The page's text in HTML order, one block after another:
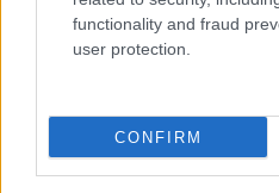
functionality and fraud
user protection.
CONFIRM